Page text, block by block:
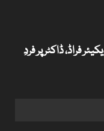
میڈیکیئر فراڈ، ڈاکٹر پر فردِ